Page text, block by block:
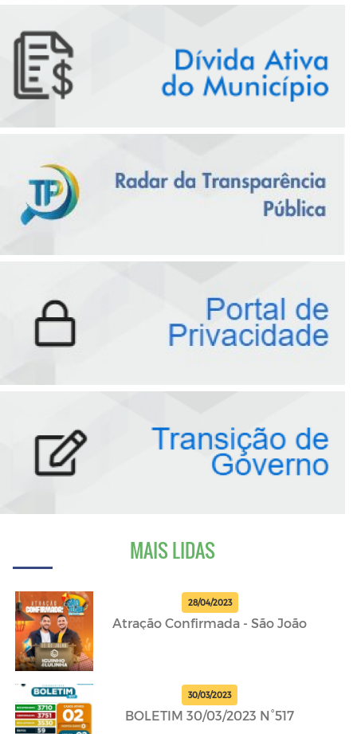
MAIS LIDAS
28/04/2023
Atração Confirmada - São João
30/03/2023
BOLETIM 30/03/2023 N°517